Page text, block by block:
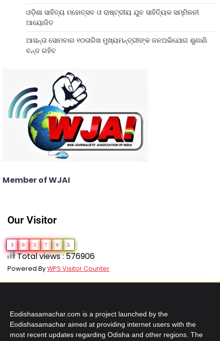
ଓଡ଼ିଶା ସାହିତ୍ୟ ମହୋତ୍ସବ ଓ ରାଷ୍ଟ୍ରୀୟ ଯୁବ ସାହିତ୍ୟିକ ସମ୍ମିଳନୀ
ଆୟୋଜିତ
ଆସନ୍ତା ସୋମବାର ୧୦ତାରିଖ ମୁଖ୍ୟମନ୍ତ୍ରୀଙ୍କ ଜନଅଭିଯୋଗ ଶୁଣାଣି
ବନ୍ଦ ରହିବ
Member of WJAI
Our Visitor
3 0 3 7 9 5
Total views : 576906
Powered ByWPS Visitor Counter
Eodishasamachar.com is a project launched by the
Eodishasamachar aimed at providing internet users with the
most recent updates regarding Odisha and other regions. The